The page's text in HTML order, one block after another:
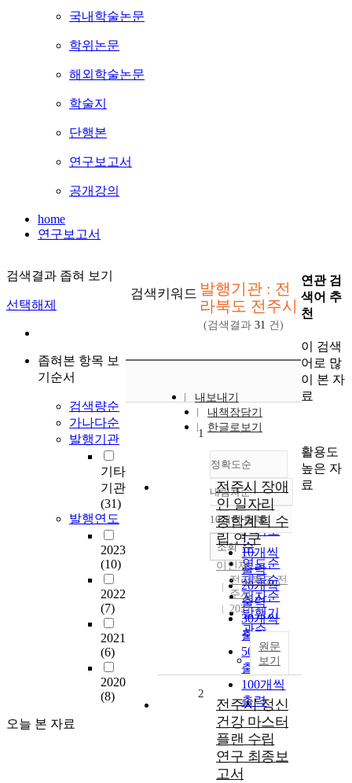
국내학술논문
학위논문
해외학술논문
학술지
단행본
연구보고서
공개강의
home
연구보고서
검색결과 좁혀 보기
선택해제
좁혀본 항목 보
기순서
검색량순
가나다순
발행기관
기타
기관
(31)
발행연도
2023
(10)
2022
(7)
2021
(6)
2020
(8)
오늘 본 자료
검색키워드 발행기관 : 전
라북도 전주시
(검색결과 31 건)
내보내기
내책장담기
한글로보기
정확도순
정확도
순
인기도
순
연도순
제목순
저자순
발행기
관순
내림차순
내림차순
10개씩 출력
10개씩
출력
20개씩
출력
30개씩
출력
50개씩
출력
100개씩
출력
조회
1
전주시 장애
인 일자리
종합계획 수
립 연구
이인재
전라북도 전
주시
2021
원문
보기
2
전주시 정신
건강 마스터
플랜 수립
연구 최종보
고서
연관 검
색어 추
천
이 검색
어로 많
이 본 자
료
활용도
높은 자
료